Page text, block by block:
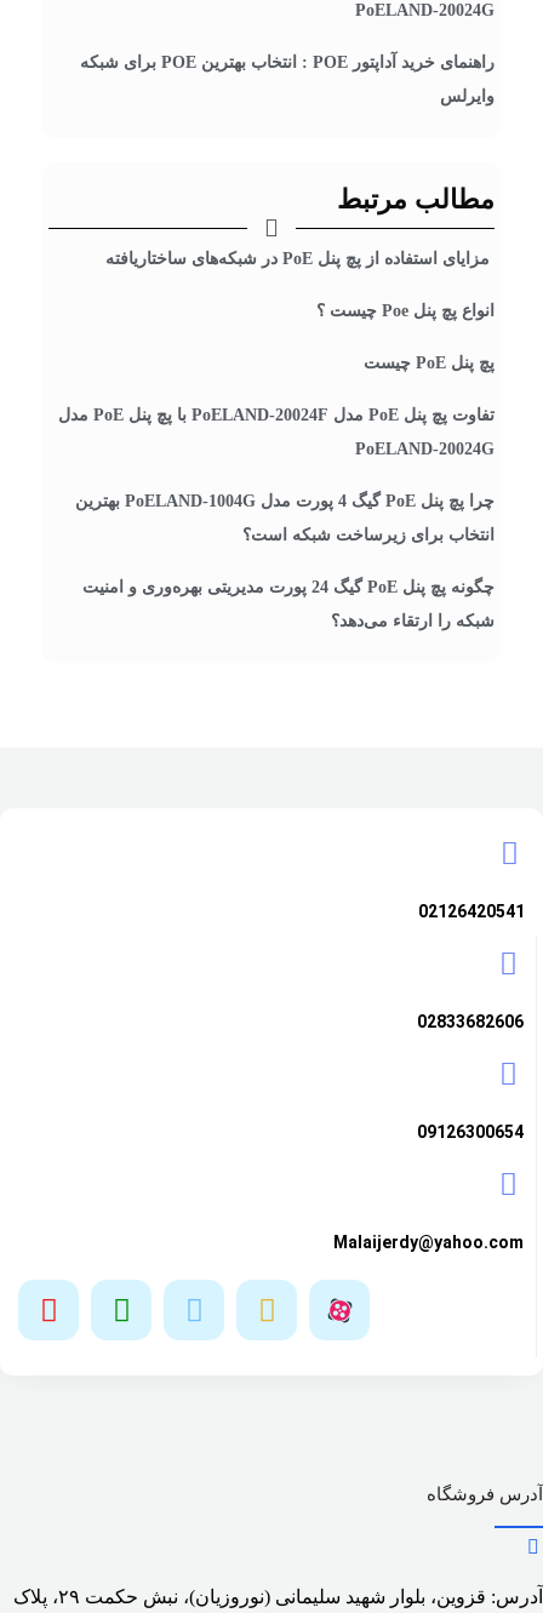
PoELAND-20024G
راهنمای خرید آداپتور POE : انتخاب بهترین POE برای شبکه
وایرلس
مطالب مرتبط
مزایای استفاده از پچ پنل PoE در شبکه‌های ساختاریافته
انواع پچ پنل Poe چیست ؟
پچ پنل PoE چیست
تفاوت پچ پنل PoE مدل PoELAND-20024F با پچ پنل PoE مدل
PoELAND-20024G
چرا پچ پنل PoE گیگ 4 پورت مدل PoELAND-1004G بهترین
انتخاب برای زیرساخت شبکه است؟
چگونه پچ پنل PoE گیگ 24 پورت مدیریتی بهره‌وری و امنیت
شبکه را ارتقاء می‌دهد؟
02126420541
02833682606
09126300654
Malaijerdy@yahoo.com
آدرس فروشگاه
آدرس: قزوین، بلوار شهید سلیمانی (نوروزیان)، نبش حکمت ۲۹، پلاک